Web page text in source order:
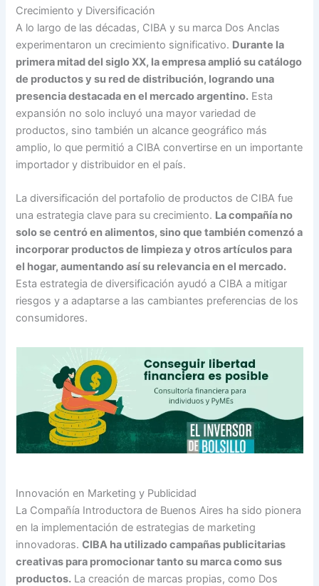
Crecimiento y Diversificación
A lo largo de las décadas, CIBA y su marca Dos Anclas
experimentaron un crecimiento significativo. Durante la
primera mitad del siglo XX, la empresa amplió su catálogo
de productos y su red de distribución, logrando una
presencia destacada en el mercado argentino. Esta
expansión no solo incluyó una mayor variedad de
productos, sino también un alcance geográfico más
amplio, lo que permitió a CIBA convertirse en un importante
importador y distribuidor en el país.
La diversificación del portafolio de productos de CIBA fue
una estrategia clave para su crecimiento. La compañía no
solo se centró en alimentos, sino que también comenzó a
incorporar productos de limpieza y otros artículos para
el hogar, aumentando así su relevancia en el mercado.
Esta estrategia de diversificación ayudó a CIBA a mitigar
riesgos y a adaptarse a las cambiantes preferencias de los
consumidores.
Innovación en Marketing y Publicidad
La Compañía Introductora de Buenos Aires ha sido pionera
en la implementación de estrategias de marketing
innovadoras.CIBA ha utilizado campañas publicitarias
creativas para promocionar tanto su marca como sus
productos. La creación de marcas propias, como Dos